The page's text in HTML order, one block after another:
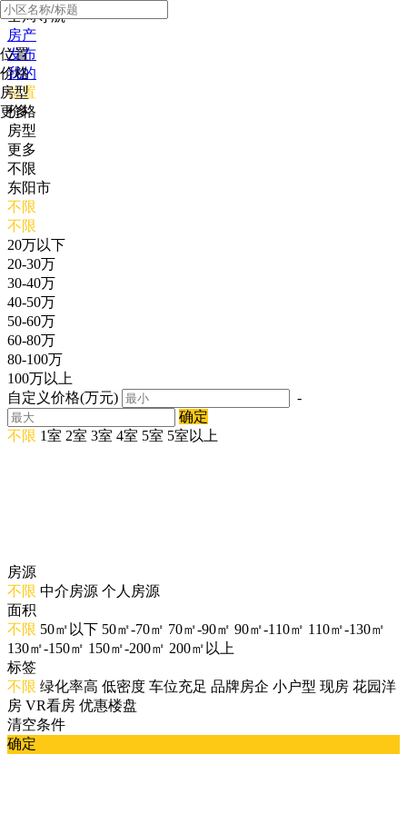
全局导航
房产
发布
我的
位置
价格
房型
更多
位置
价格
房型
更多
不限
东阳市
不限
不限
20万以下
20-30万
30-40万
40-50万
50-60万
60-80万
80-100万
100万以上
自定义价格(万元)
-
确定
不限 1室 2室 3室 4室 5室 5室以上
房源
不限 中介房源 个人房源
面积
不限 50㎡以下 50㎡-70㎡ 70㎡-90㎡ 90㎡-110㎡ 110㎡-130㎡
130㎡-150㎡ 150㎡-200㎡ 200㎡以上
标签
不限 绿化率高 低密度 车位充足 品牌房企 小户型 现房 花园洋
房 VR看房 优惠楼盘
清空条件
确定